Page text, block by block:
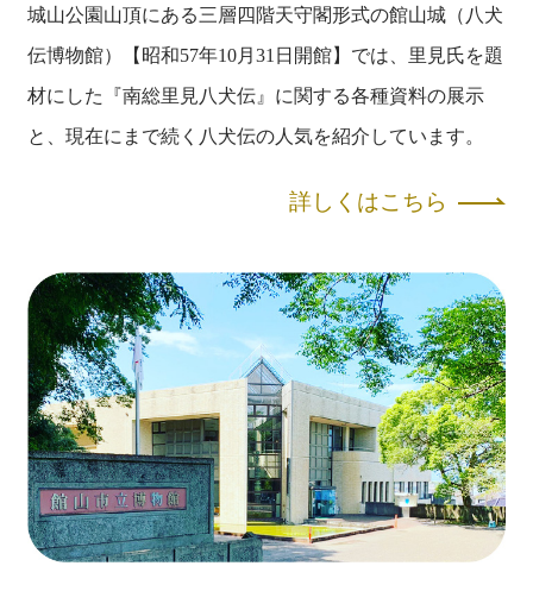
城山公園山頂にある三層四階天守閣形式の館山城（八犬
伝博物館）【昭和57年10月31日開館】では、里見氏を題
材にした『南総里見八犬伝』に関する各種資料の展示
と、現在にまで続く八犬伝の人気を紹介しています。
詳しくはこちら